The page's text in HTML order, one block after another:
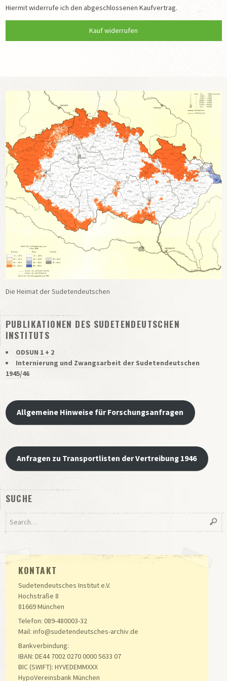
TRANSPORTLISTEN DER VERTREIBUNG 1946
SPENDEN
DATENSCHUTZ
Hiermit widerrufe ich den abgeschlossenen Kaufvertrag.
Die Heimat der Sudetendeutschen
PUBLIKATIONEN DES SUDETENDEUTSCHEN
INSTITUTS
ODSUN 1 + 2
Internierung und Zwangsarbeit der Sudetendeutschen
1945/46
Allgemeine Hinweise für Forschungsanfragen
Anfragen zu Transportlisten der Vertreibung 1946
SUCHE
KONTAKT
Sudetendeutsches Institut e.V.
Hochstraße 8
81669 München
Telefon: 089-480003-32
Mail: info@sudetendeutsches-archiv.de
Bankverbindung:
IBAN: DE44 7002 0270 0000 5633 07
BIC (SWIFT): HYVEDEMMXXX
HypoVereinsbank München